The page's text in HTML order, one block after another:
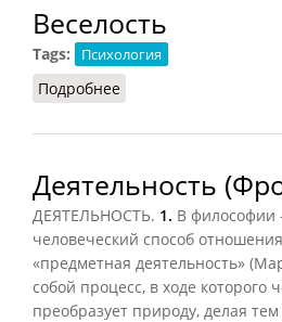
Веселость
Tags: Психология
Подробнее
Деятельность
ДЕЯТЕЛЬНОСТЬ. 1. В философии
человеческий способ
«предметная деятельность»
собой процесс, в ходе которого
преобразует природу, делая